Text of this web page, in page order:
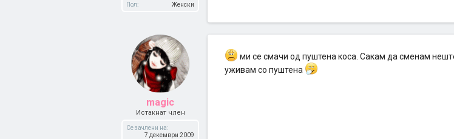
Пол:
Женски
magic
Истакнат член
Се зачлени на:
7 декември 2009
ми се смачи од пуштена коса. Сакам да сменам
уживам со пуштена